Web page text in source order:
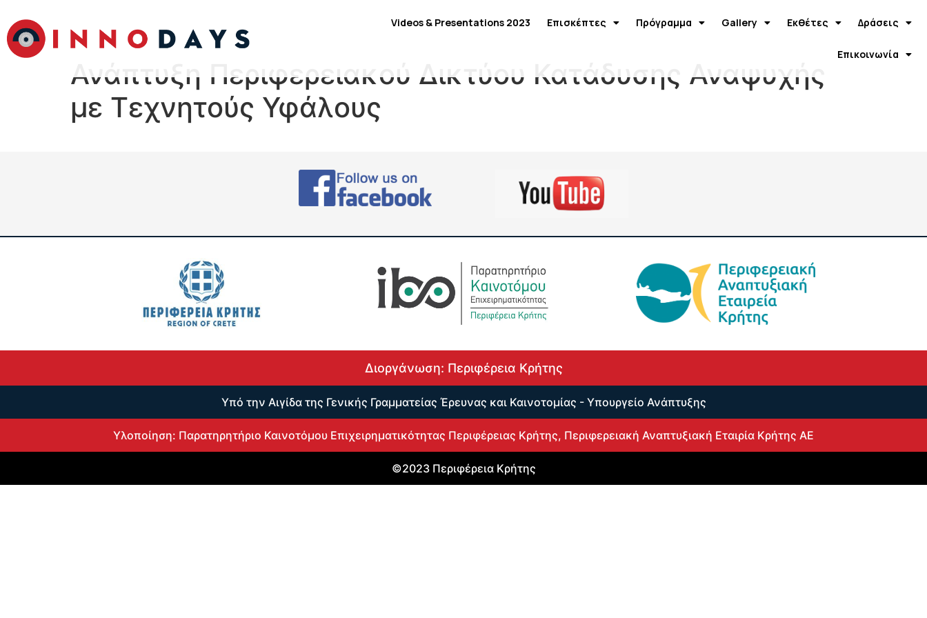
Videos & Presentations 2023 Επισκέπτες Πρόγραμμα Gallery Εκθέτες Δράσεις
Επικοινωνία
Ανάπτυξη Περιφερειακού Δικτύου Κατάδυσης Αναψυχής
με Τεχνητούς Υφάλους
Διοργάνωση: Περιφέρεια Κρήτης
Υπό την Αιγίδα της Γενικής Γραμματείας Έρευνας και Καινοτομίας - Υπουργείο Ανάπτυξης
Υλοποίηση: Παρατηρητήριο Καινοτόμου Επιχειρηματικότητας Περιφέρειας Κρήτης, Περιφερειακή Αναπτυξιακή Εταιρία Κρήτης ΑΕ
©2023 Περιφέρεια Κρήτης